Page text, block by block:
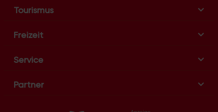
oTourismus
Freizeit
Service
Partner